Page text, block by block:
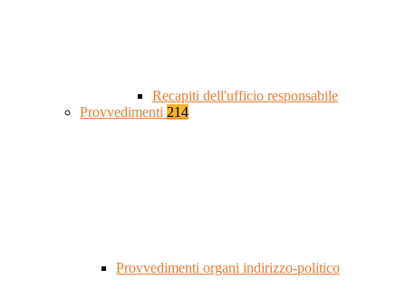
Recapiti dell'ufficio responsabile
Provvedimenti 214
Provvedimenti organi indirizzo-politico